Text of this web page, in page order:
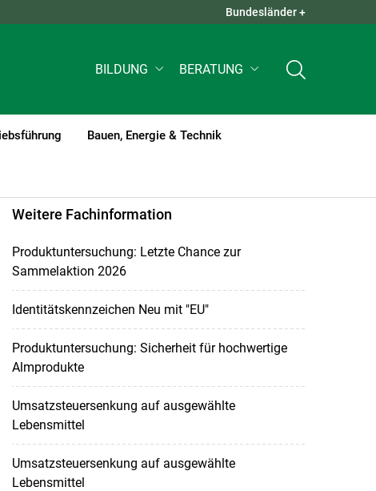
QUICK LINKS +
Bundesländer +
BILDUNG BERATUNG
Bauen, Energie & Technik
Weitere Fachinformation
Produktuntersuchung: Letzte Chance zur
Sammelaktion 2026
Identitätskennzeichen Neu mit "EU"
Produktuntersuchung: Sicherheit für hochwertige
Almprodukte
Umsatzsteuersenkung auf ausgewählte
Lebensmittel
Umsatzsteuersenkung auf ausgewählte
Lebensmittel